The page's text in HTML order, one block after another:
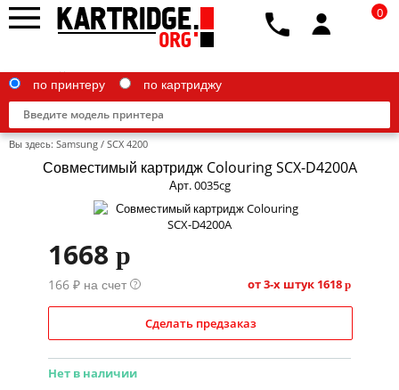
Canon
Epson
IBM
по принтеру по картриджу
0
Вы здесь: Samsung / SCX 4200
Совместимый картридж Colouring SCX-D4200A
Арт. 0035cg
1668 p
166 ₽ на счет ? от 3-х штук 1618 p
Сделать предзаказ
Нет в наличии